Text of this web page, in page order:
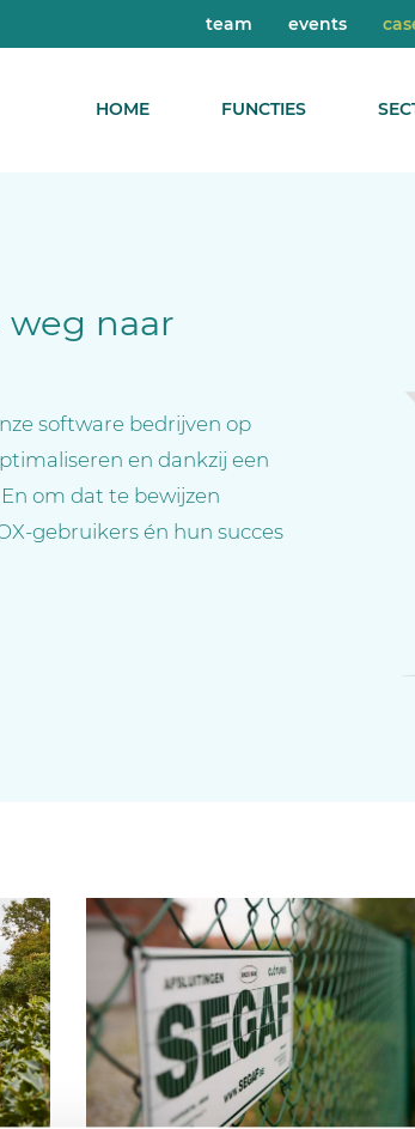
team events
HOME FUNCTIES
naar
software bedrijven op
en dankzij een
om dat te bewijzen
gebruikers én hun succes